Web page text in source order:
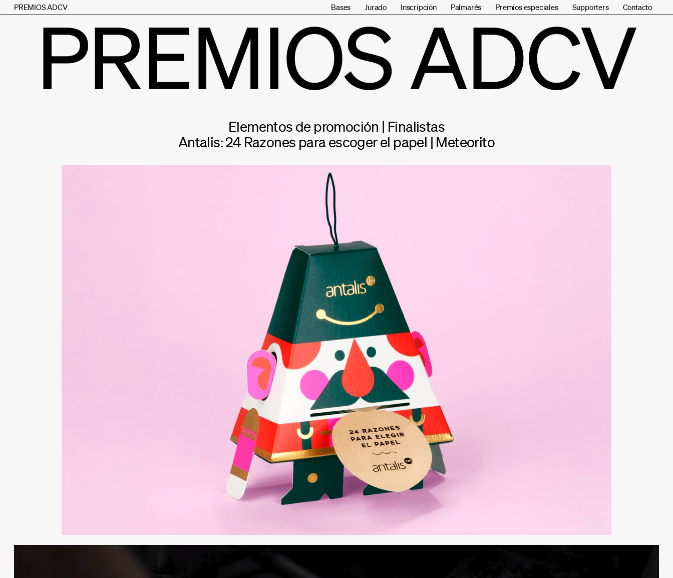
PREMIOS ADCV Bases Jurado Inscripción Palmarés Premios especiales Supporters Contacto
PREMIOS ADCV
Elementos de promoción | Finalistas
Antalis: 24 Razones para escoger el papel | Meteorito